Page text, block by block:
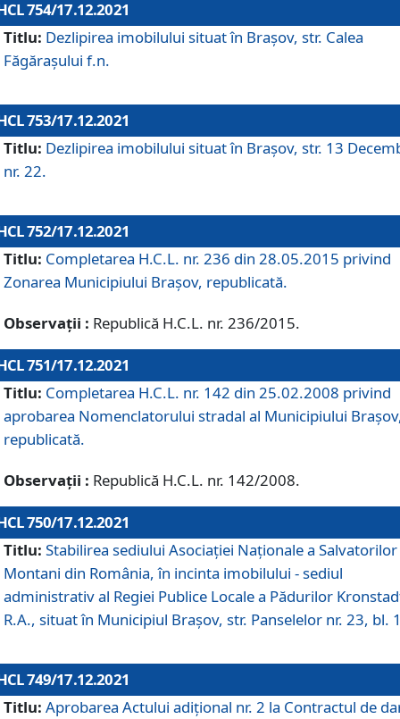
754/17.12.2021
Titlu: Dezlipirea imobilului situat în Brașov, str. Calea
Făgărașului f.n.
753/17.12.2021
Titlu: Dezlipirea imobilului situat în Brașov, str. 13
nr. 22.
752/17.12.2021
Titlu: Completarea H.C.L. nr. 236 din 28.05.2015 privind
Zonarea Municipiului Braşov, republicată.
Observații : Republică H.C.L. nr. 236/2015.
751/17.12.2021
Titlu: Completarea H.C.L. nr. 142 din 25.02.2008 privind
aprobarea Nomenclatorului stradal al Municipiului
republicată.
Observații : Republică H.C.L. nr. 142/2008.
750/17.12.2021
Titlu: Stabilirea sediului Asociației Naționale a Salvatorilor
Montani din România, în incinta imobilului - sediul
administrativ al Regiei Publice Locale a Pădurilor
R.A., situat în Municipiul Braşov, str. Panselelor nr. 23, bl.
749/17.12.2021
Titlu: Aprobarea Actului adițional nr. 2 la Contractul de